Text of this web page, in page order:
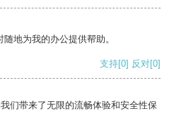
地为我的办公提供帮助。
支持[0] 反对[0]
们带来了无限的流畅体验和安全性保